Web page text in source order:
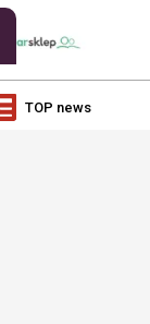
TOP news